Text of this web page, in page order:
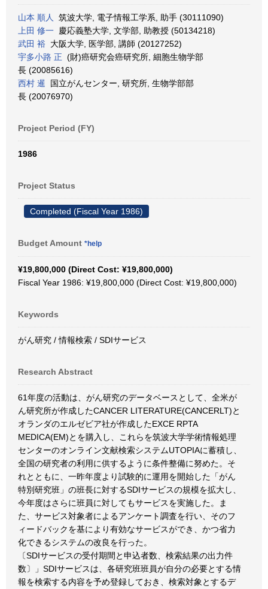
山本 順人
筑波大学, 電子情報工学系, 助手 (30111090)
上田 修一 慶応義塾大学, 文学部, 助教授 (50134218)
武田 裕 大阪大学, 医学部, 講師 (20127252)
宇多小路 正 (財)癌研究会癌研究所, 細胞生物学部
長 (20085616)
西村 暹 国立がんセンター, 研究所, 生物学部部
長 (20076970)
Project Period (FY)
1986
Project Status
Completed (Fiscal Year 1986)
Budget Amount *help
¥19,800,000 (Direct Cost: ¥19,800,000)
Fiscal Year 1986: ¥19,800,000 (Direct Cost: ¥19,800,000)
Keywords
がん研究 / 情報検索 / SDIサービス
Research Abstract
61年度の活動は、がん研究のデータベースとして、全米が
ん研究所が作成したCANCER LITERATURE(CANCERLT)と
オランダのエルゼビア社が作成したEXCE RPTA
MEDICA(EM)とを購入し、これらを筑波大学学術情報処理
センターのオンライン文献検索システムUTOPIAに蓄積し、
全国の研究者の利用に供するように条件整備に努めた。そ
れとともに、一昨年度より試験的に運用を開始した「がん
特別研究班」の班長に対するSDIサービスの規模を拡大し、
今年度はさらに班員に対してもサービスを実施した。ま
た、サービス対象者によるアンケート調査を行い、そのフ
ィードバックを基により有効なサービスができ、かつ省力
化できるシステムの改良を行った。
〔SDIサービスの受付期間と申込者数、検索結果の出力件
数〕」SDIサービスは、各研究班班員が自分の必要とする情
報を検索する内容を予め登録しておき、検索対象とするデ